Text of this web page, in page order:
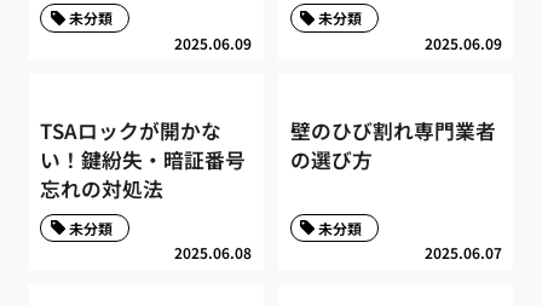
2025.06.09
未分類
2025.06.09
未分類
TSAロックが開かな
い！鍵紛失・暗証番号
忘れの対処法
2025.06.08
未分類
壁のひび割れ専門業者
の選び方
2025.06.07
未分類